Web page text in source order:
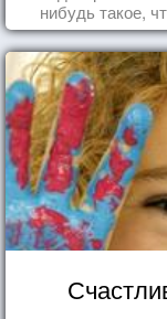
нибудь такое,